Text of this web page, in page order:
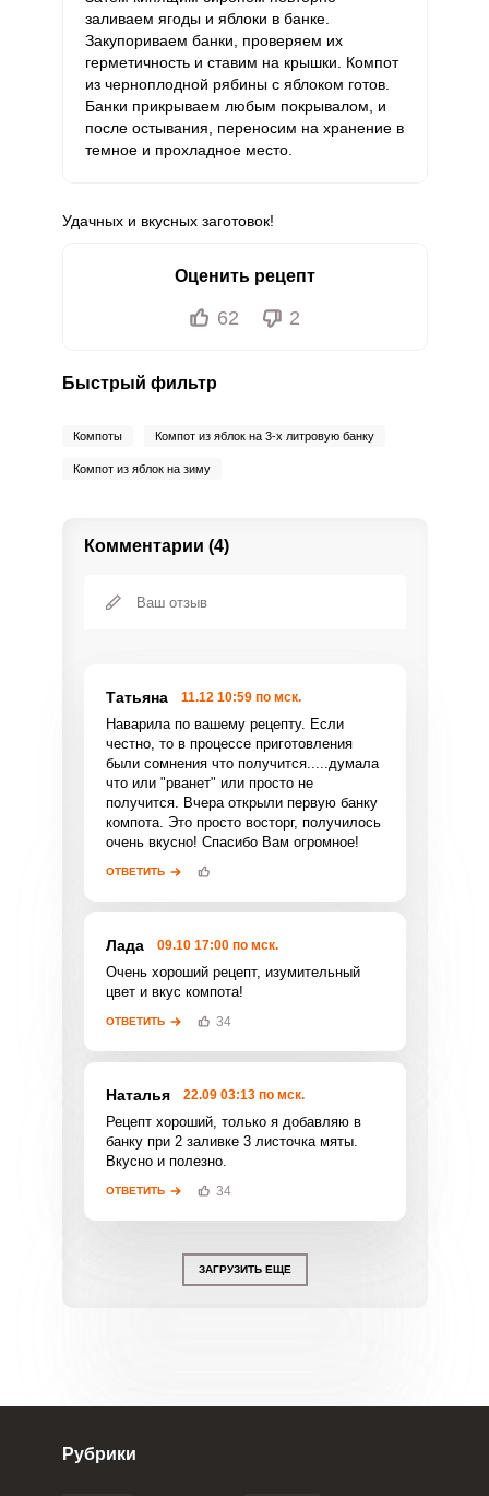
заливаем ягоды и яблоки в банке.
Закупориваем банки, проверяем их
герметичность и ставим на крышки. Компот
из черноплодной рябины с яблоком готов.
Банки прикрываем любым покрывалом, и
после остывания, переносим на хранение в
темное и прохладное место.
Удачных и вкусных заготовок!
Оценить рецепт
62 2
Быстрый фильтр
Компоты Компот из яблок на 3-х литровую банку
Компот из яблок на зиму
Комментарии (4)
Фото до 4 шт, до 5 mb
Отправляя эту форму, вы соглашаетесь с
Правилами сайта
конфиденциальности,Политикой обработки
персональных данныхиПользовательским
соглашением
ОТПРАВИТЬ КОММЕНТАРИЙ
Татьяна 11.12 10:59 по мск.
Наварила по вашему рецепту. Если
честно, то в процессе приготовления
были сомнения что получится.....думала
что или "рванет" или просто не
получится. Вчера открыли первую банку
компота. Это просто восторг, получилось
очень вкусно! Спасибо Вам огромное!
ОТВЕТИТЬ
Лада 09.10 17:00 по мск.
Очень хороший рецепт, изумительный
цвет и вкус компота!
ОТВЕТИТЬ 34
Наталья 22.09 03:13 по мск.
Рецепт хороший, только я добавляю в
банку при 2 заливке 3 листочка мяты.
Вкусно и полезно.
ОТВЕТИТЬ 34
ЗАГРУЗИТЬ ЕЩЕ
Рубрики